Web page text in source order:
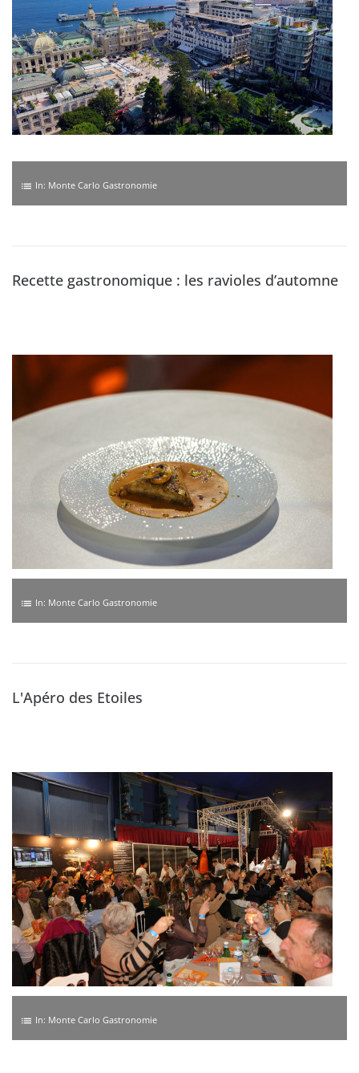
list In: Monte Carlo Gastronomie
Recette gastronomique : les ravioles d’automne
list In: Monte Carlo Gastronomie
L'Apéro des Etoiles
list In: Monte Carlo Gastronomie